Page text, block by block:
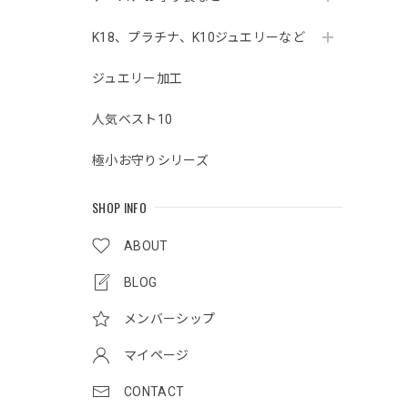
K18、プラチナ、K10ジュエリーなど
ジュエリー加工
人気ベスト10
極小お守りシリーズ
SHOP INFO
ABOUT
BLOG
メンバーシップ
マイページ
CONTACT